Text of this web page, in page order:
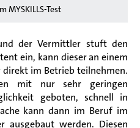
MYSKILLS-Test
der Vermittler stuft den
ein, kann dieser an einem
im Betrieb teilnehmen.
mit nur sehr geringen
geboten, schnell in
kann dann im Beruf im
ausgebaut werden. Diesen